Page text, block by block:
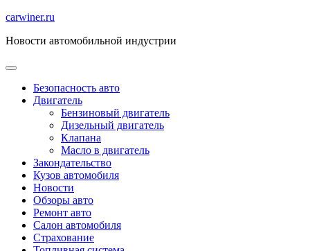
Перейти
содержимому
carwiner.ru
Новости автомобильной индустрии
Безопасность авто
Двигатель
Бензиновый двигатель
Дизельный двигатель
Клапана
Масло в двигатель
Закондательство
Кузов автомобиля
Новости
Обзоры авто
Ремонт авто
Салон автомобиля
Страхование